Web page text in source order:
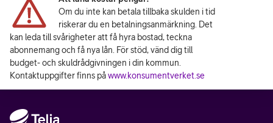
Om du inte kan betala tillbaka skulden i tid
riskerar du en betalningsanmärkning. Det
kan leda till svårigheter att få hyra bostad, teckna
abonnemang och få nya lån. För stöd, vänd dig till
budget- och skuldrådgivningen i din kommun.
Kontaktuppgifter finns påwww.konsumentverket.se